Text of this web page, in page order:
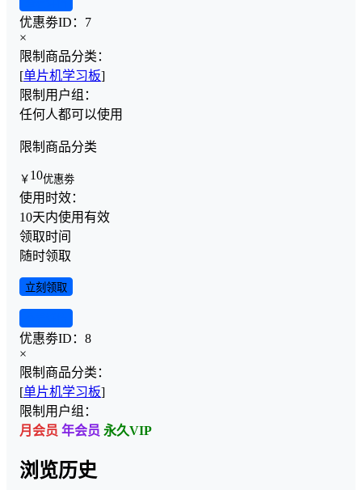
优惠劵ID： 7
×
限制商品分类：
[单片机学习板]
限制用户组：
任何人都可以使用
限制商品分类
￥ 10优惠劵
使用时效：
10天内使用有效
领取时间
随时领取
立刻领取
优惠劵ID： 8
×
限制商品分类：
[单片机学习板]
限制用户组：
月会员 年会员 永久VIP
浏览历史